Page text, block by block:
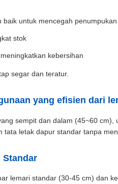
baik untuk mencegah
stok
kebersihan
segar dan teratur.
yang efisien dari
sempit dan dalam (45~60
letak dapur standar tanpa
Standar
lemari standar (30-45 cm) dan